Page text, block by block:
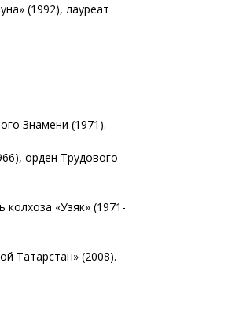
(1992), лауреат
Знамени (1971).
орден Трудового
колхоза «Узяк» (1971-
Татарстан» (2008).